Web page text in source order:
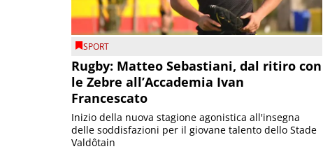
SPORT
Rugby: Matteo Sebastiani, dal ritiro con
le Zebre all’Accademia Ivan
Francescato
Inizio della nuova stagione agonistica all'insegna
delle soddisfazioni per il giovane talento dello Stade
Valdôtain